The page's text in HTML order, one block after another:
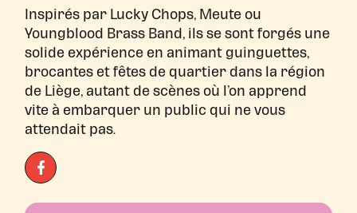
Inspirés par Lucky Chops, Meute ou
Youngblood Brass Band, ils se sont forgés une
solide expérience en animant guinguettes,
brocantes et fêtes de quartier dans la région
de Liège, autant de scènes où l’on apprend
vite à embarquer un public qui ne vous
attendait pas.